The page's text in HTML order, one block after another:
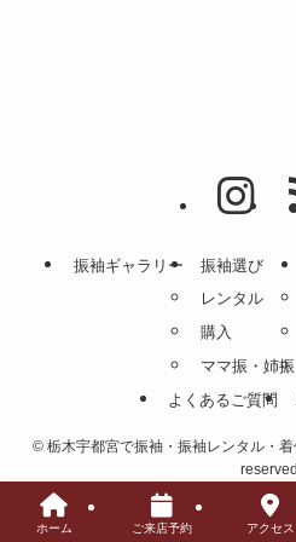
振袖ギャラリー
振袖選び
レンタル
購入
ママ振・姉振
よくあるご質問
©栃木宇都宮で振袖・振袖レンタル・
ホーム ご来店予約 アクセス